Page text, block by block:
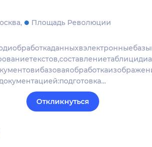
Площадь Революции
Откликнуться